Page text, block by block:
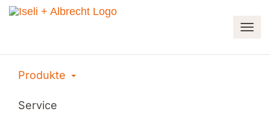
Produkte Toggle Dropdown
Service
Produkte
Küche